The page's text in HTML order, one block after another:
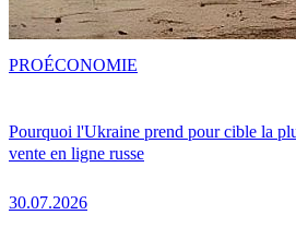
Pourquoi l'Ukraine prend pour cible la
vente en ligne russe
30.07.2026
PROÉCONOMIE